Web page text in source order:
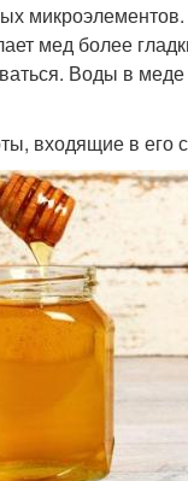
мед более
Воды в
входящие в его